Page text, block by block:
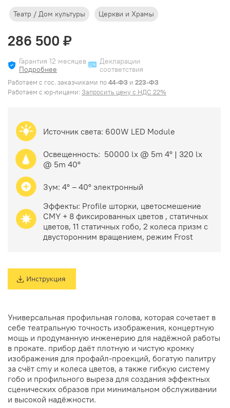
Театр / Дом культуры Церкви и Храмы
286 500 ₽
Гарантия 12 месяцев
Подробнее
Декларации
соответствия
Работаем с гос. заказчиками по44-ФЗ и 223-ФЗ
Работаем с юр-лицами: Запросить цену с НДС 22%
Источник света: 600W LED Module
Освещенность: 50000 lx @ 5m 4° | 320 lx
@ 5m 40°
Зум: 4° – 40° электронный
Эффекты: Profile шторки, цветосмешение
CMY + 8 фиксированных цветов , статичных
цветов, 11 статичных гобо, 2 колеса призм с
двусторонним вращением, режим Frost
Универсальная профильная голова, которая сочетает в
себе театральную точность изображения, концертную
мощь и продуманную инженерию для надёжной работы
в прокате. прибор даёт плотную и чистую кромку
изображения для профайл-проекций, богатую палитру
за счёт cmy и колеса цветов, а также гибкую систему
гобо и профильного выреза для создания эффектных
сценических образов при минимальном обслуживании
и высокой надёжности.